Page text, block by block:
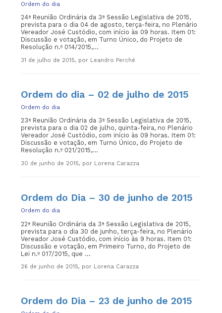
Ordem do dia
24ª Reunião Ordinária da 3ª Sessão Legislativa de 2015,
prevista para o dia 04 de agosto, terça-feira, no Plenário
Vereador José Custódio, com início às 09 horas. Item 01:
Discussão e votação, em Turno Único, do Projeto de
Resolução n.º 014/2015,...
31 de julho de 2015, por Leandro Perché
Ordem do dia – 02 de julho de 2015
Ordem do dia
23ª Reunião Ordinária da 3ª Sessão Legislativa de 2015,
prevista para o dia 02 de julho, quinta-feira, no Plenário
Vereador José Custódio, com início às 09 horas. Item 01:
Discussão e votação, em Turno Único, do Projeto de
Resolução n.º 021/2015,...
30 de junho de 2015, por Lorena Carazza
Ordem do Dia – 30 de junho de 2015
Ordem do dia
22ª Reunião Ordinária da 3ª Sessão Legislativa de 2015,
prevista para o dia 30 de junho, terça-feira, no Plenário
Vereador José Custódio, com início às 9 horas. Item 01:
Discussão e votação, em Primeiro Turno, do Projeto de
Lei n.º 017/2015, que ...
26 de junho de 2015, por Lorena Carazza
Ordem do Dia – 23 de junho de 2015